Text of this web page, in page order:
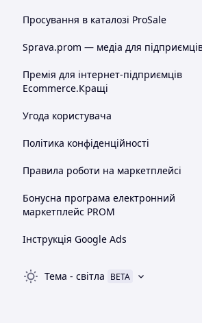
Просування в каталозі ProSale
Sprava.prom — медіа для
Премія для інтернет-підприємців
Ecommerce.Кращі
Угода користувача
Політика конфіденційності
Правила роботи на маркетплейсі
Бонусна програма електронний
маркетплейс PROM
Інструкція Google Ads
Тема - світла BETA